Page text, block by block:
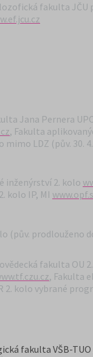
fakulta JČU
Jana Pernera
, Fakulta
LDZ (pův. 30.
inženýrství 2. kolo
kolo IP, MI
(pův. prodlouženo
fakulta OU
cz, Fakulta
2. kolo vybrané
fakulta VŠB-TUO